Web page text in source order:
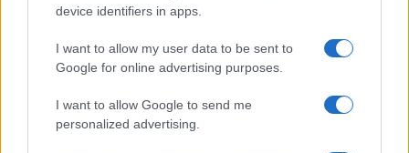
device identifiers in apps.
I want to allow my user data to be sent to
Google for online advertising purposes.
I want to allow Google to send me
personalized advertising.
A Maszadára is ellátogató énekes furcsa
kéréseivel és nagyszámú
kísérőszemélyzetével teljes káoszt okozott
Izraelben, ezzel együtt a sikeres koncert
miatt senki nem neheztelt rá.